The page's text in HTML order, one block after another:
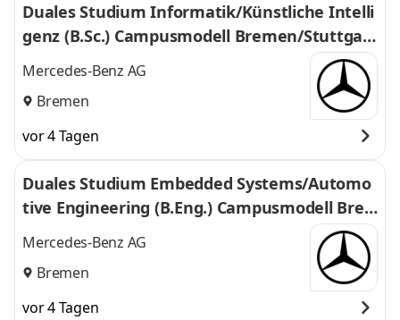
Duales Studium Informatik/Künstliche Intelli
genz (B.Sc.) Campusmodell Bremen/Stuttgar
t, 01.10.2027 (m/w/d)
Mercedes-Benz AG
Bremen
vor 4 Tagen
Duales Studium Embedded Systems/Automo
tive Engineering (B.Eng.) Campusmodell Bre
men/Stuttgart, 01.10.2027 (w/m/d)
Mercedes-Benz AG
Bremen
vor 4 Tagen